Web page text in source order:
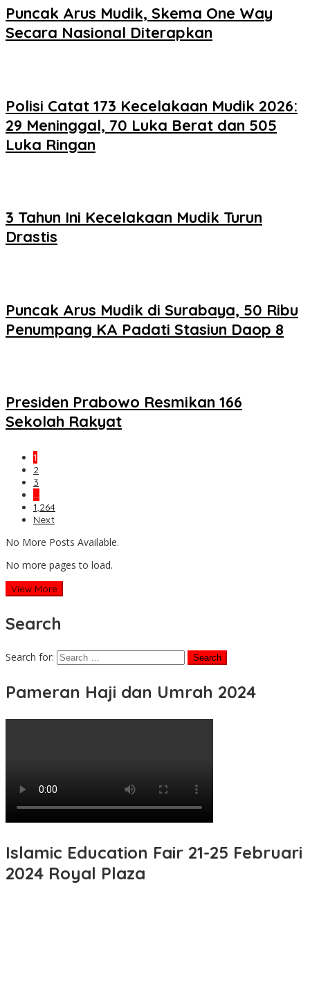
Puncak Arus Mudik, Skema One Way
Secara Nasional Diterapkan
Polisi Catat 173 Kecelakaan Mudik 2026:
29 Meninggal, 70 Luka Berat dan 505
Luka Ringan
3 Tahun Ini Kecelakaan Mudik Turun
Drastis
Puncak Arus Mudik di Surabaya, 50 Ribu
Penumpang KA Padati Stasiun Daop 8
Presiden Prabowo Resmikan 166
Sekolah Rakyat
1
2
3
…
1,264
Next
No More Posts Available.
No more pages to load.
View More
Search
Search for:
Pameran Haji dan Umrah 2024
Islamic Education Fair 21-25 Februari
2024 Royal Plaza